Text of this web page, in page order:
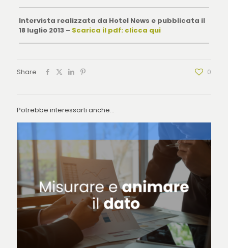
Intervista realizzata da Hotel News e pubblicata il
18 luglio 2013 – Scarica il pdf: clicca qui
Share 0
Potrebbe interessarti anche...